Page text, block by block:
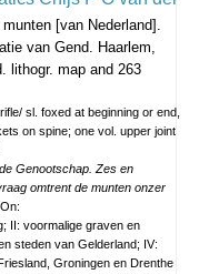
munten [van Nederland].
van Gend. Haarlem,
lithogr. map and 263
sl. foxed at beginning or end,
on spine; one vol. upper joint
Genootschap. Zes en
omtrent de munten onzer
On:
II: voormalige graven en
steden van Gelderland; IV:
Groningen en Drenthe